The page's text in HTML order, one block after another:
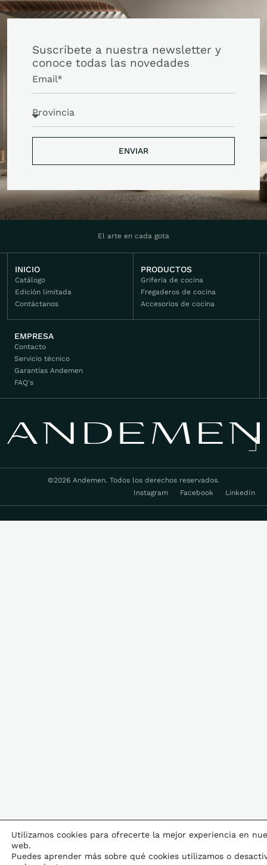
Suscríbete a nuestra newsletter y
conoce todas las novedades
ENVIAR
El arte en cada gota
INICIO
Catálogo
Edición limitada
Contáctanos
PRODUCTOS
Grifería de cocina
Fregaderos de cocina
Accesorios de cocina
EMPRESA
Contacto
Servicio técnico
Garantías Andemen
FAQ's
©2026 Andemen. Todos los derechos reservados.
Instagram
Facebook LinkedIn
Utilizamos cookies para ofrecerte la mejor experiencia en
web.
Puedes aprender más sobre qué cookies utilizamos o